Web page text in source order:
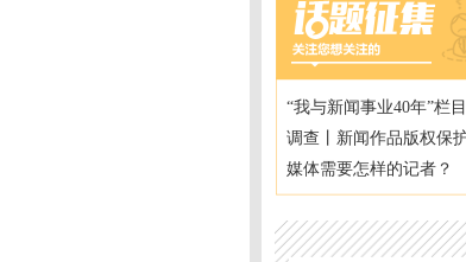
“我与新闻事业40年”栏
调查丨新闻作品版权保
媒体需要怎样的记者？